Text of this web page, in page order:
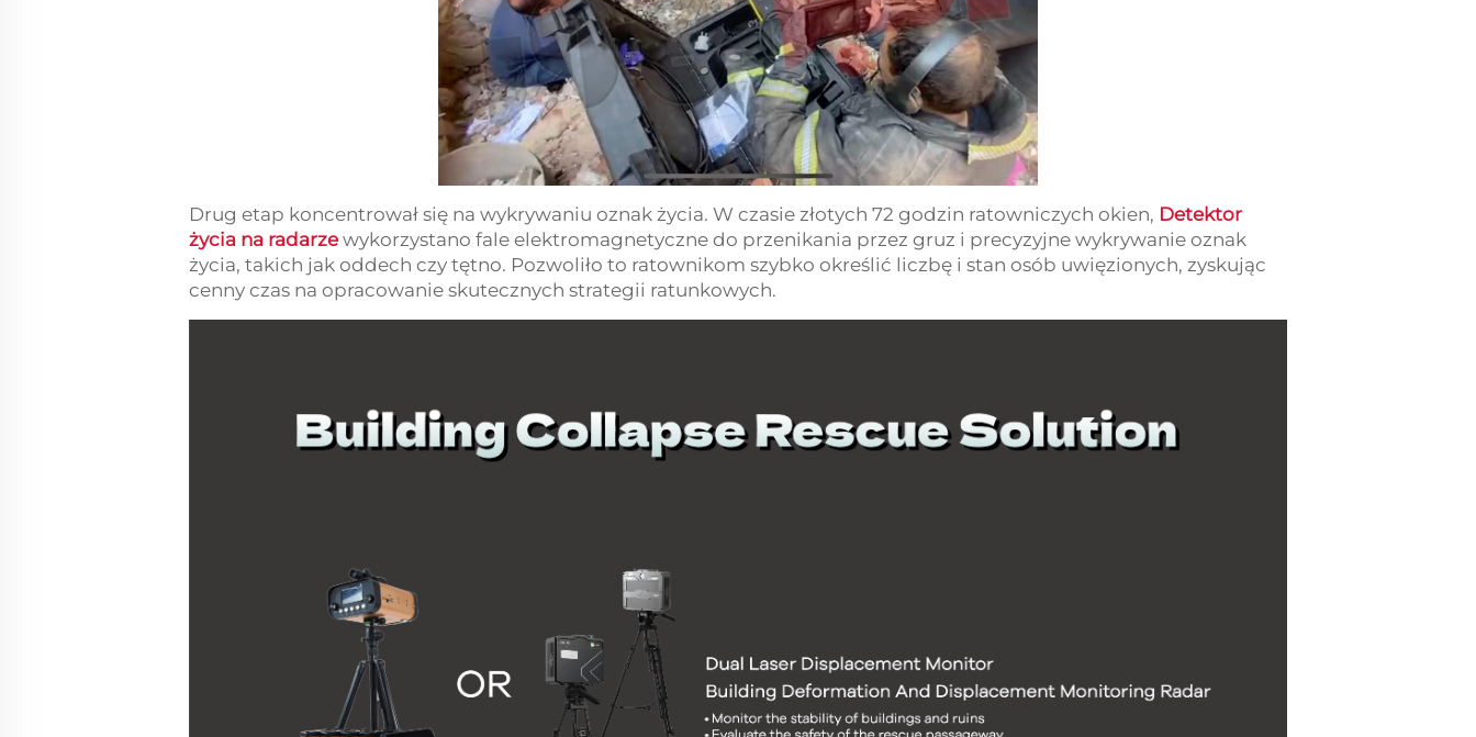
Drug etap koncentrował się na wykrywaniu oznak życia. W czasie złotych 72 godzin ratowniczych okien, Detektor
życia na radarzewykorzystano fale elektromagnetyczne do przenikania przez gruz i precyzyjne wykrywanie oznak
życia, takich jak oddech czy tętno. Pozwoliło to ratownikom szybko określić liczbę i stan osób uwięzionych, zyskując
cenny czas na opracowanie skutecznych strategii ratunkowych.